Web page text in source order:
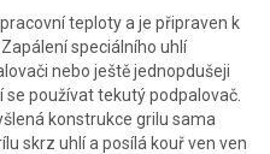
teploty a je připraven k
speciálního uhlí
nebo ještě jednopdušeji
používat tekutý podpalovač.
konstrukce grilu sama
skrz uhlí a posílá kouř ven ven